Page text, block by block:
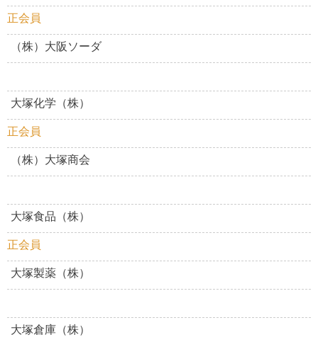
正会員
（株）大阪ソーダ
大塚化学（株）
正会員
（株）大塚商会
大塚食品（株）
正会員
大塚製薬（株）
大塚倉庫（株）